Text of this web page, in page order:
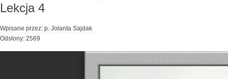
Lekcja 4
Wpisane przez: p. Jolanta Sajdak
Odsłony: 2569